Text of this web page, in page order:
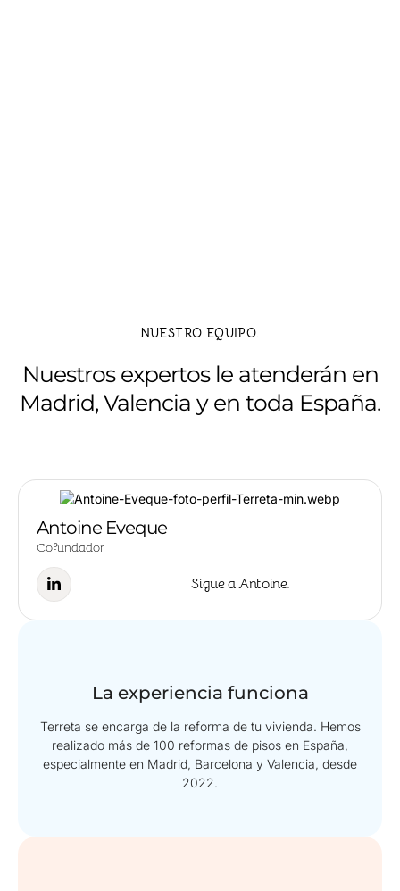
NUESTRO EQUIPO.
Nuestros expertos le atenderán en
Madrid, Valencia y en toda España.
Antoine Eveque
Cofundador
Sigue a Antoine.
La experiencia funciona
Terreta se encarga de la reforma de tu vivienda. Hemos
realizado más de 100 reformas de pisos en España,
especialmente en Madrid, Barcelona y Valencia, desde
2022.